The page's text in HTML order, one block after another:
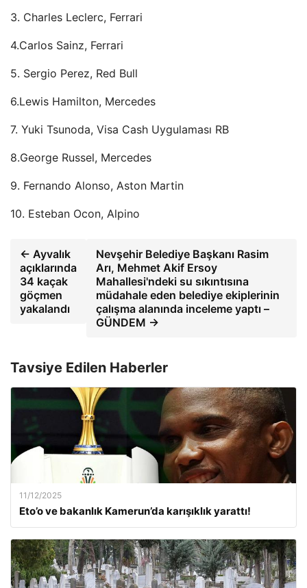
3. Charles Leclerc, Ferrari
4.Carlos Sainz, Ferrari
5. Sergio Perez, Red Bull
6.Lewis Hamilton, Mercedes
7. Yuki Tsunoda, Visa Cash Uygulaması RB
8.George Russel, Mercedes
9. Fernando Alonso, Aston Martin
10. Esteban Ocon, Alpino
← Ayvalık
açıklarında
34 kaçak
göçmen
yakalandı
Nevşehir Belediye Başkanı Rasim
Arı, Mehmet Akif Ersoy
Mahallesi'ndeki su sıkıntısına
müdahale eden belediye ekiplerinin
çalışma alanında inceleme yaptı –
GÜNDEM →
Tavsiye Edilen Haberler
11/12/2025
Eto’o ve bakanlık Kamerun’da karışıklık yarattı!